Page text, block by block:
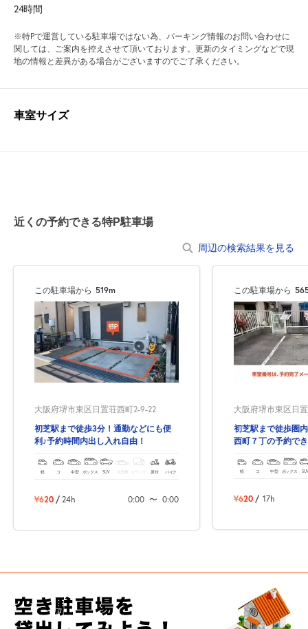
24時間
※特Pで運営している駐車場ではない為、パーキング情報のお問い合わせに
関しては、ご案内を控えさせて頂いております。更新のタイミングなどで現
地の情報と差異がある場合がございますのでご了承ください。
車室サイズ
近くの予約できる特P駐車場
周辺の検索結果を見る
この駐車場から 519m
大阪府堺市東区日置荘西町2-9-22
初芝駅まで徒歩3分！通勤などにも便
利♪予約時間内出し入れ自由！
軽 コ 中型 ボックス SUV 大型車 トラック 原付 バイク
¥620 / 24h 0:00 〜 0:00
この駐車場から
大阪府堺市東区日
初芝駅まで徒歩圏
西町７丁の予約で
軽 コ 中型 ボックス
¥620 / 17h